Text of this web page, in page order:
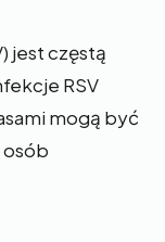
jest częstą
RSV
mogą być
osób